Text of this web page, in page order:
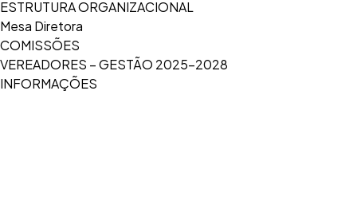
ESTRUTURA ORGANIZACIONAL
Mesa Diretora
COMISSÕES
VEREADORES – GESTÃO 2025-2028
INFORMAÇÕES